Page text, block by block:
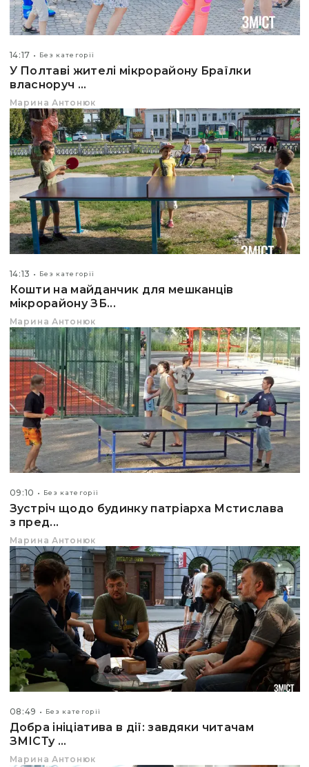
14:17 Без категорії
У Полтаві жителі мікрорайону Браїлки
власноруч ...
Марина Антонюк
14:13 Без категорії
Кошти на майданчик для мешканців
мікрорайону ЗБ...
Марина Антонюк
09:10 Без категорії
Зустріч щодо будинку патріарха Мстислава
з пред...
Марина Антонюк
08:49 Без категорії
Добра ініціатива в дії: завдяки читачам
ЗМІСТу ...
Марина Антонюк